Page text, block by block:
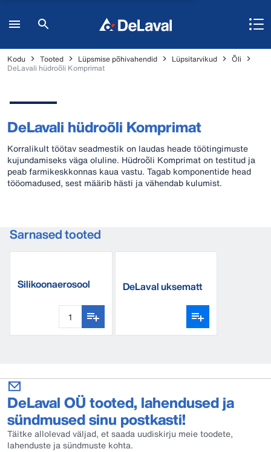
Kodu Tooted Lüpsmise põhivahendid Lüpsitarvikud
Õli
DeLavali hüdroõli Komprimat
DeLavali hüdroõli Komprimat
Korralikult töötav seadmestik on laudas heade töötingimuste
kujundamiseks väga oluline. Hüdroõli Komprimat on testitud ja
peab farmikeskkonnas kaua vastu. Tagab komponentide head
tööomadused, sest määrib hästi ja vähendab kulumist.
Sarnased tooted
Silikoonaerosool DeLaval uksematt
DeLaval OÜ tooted, lahendused ja
sündmused sinu postkasti!
Täitke allolevad väljad, et saada uudiskirju meie toodete,
lahenduste ja sündmuste kohta.